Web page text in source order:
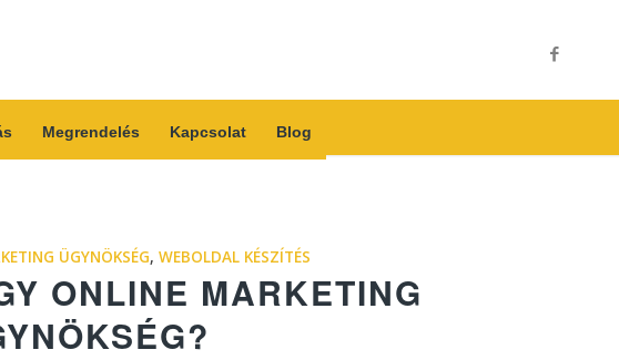
Megrendelés Kapcsolat Blog
ÜGYNÖKSÉG, WEBOLDAL KÉSZÍTÉS
ONLINE MARKETING